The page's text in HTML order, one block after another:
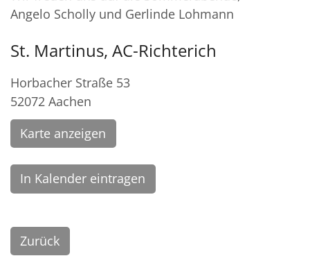
Angelo Scholly und Gerlinde Lohmann
St. Martinus, AC-Richterich
Horbacher Straße 53
52072 Aachen
Karte anzeigen
In Kalender eintragen
Zurück